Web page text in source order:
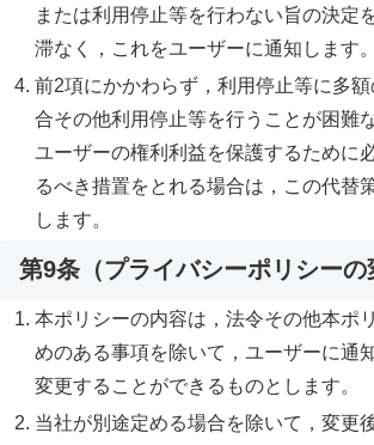
または利用停止等を行わない旨の決定
滞なく，これをユーザーに通知します。
前2項にかかわらず，利用停止等に多
合その他利用停止等を行うことが困難
ユーザーの権利利益を保護するために
るべき措置をとれる場合は，この代替
します。
第9条（プライバシーポリシーの
本ポリシーの内容は，法令その他本ポ
めのある事項を除いて，ユーザーに通
変更することができるものとします。
当社が別途定める場合を除いて，変更